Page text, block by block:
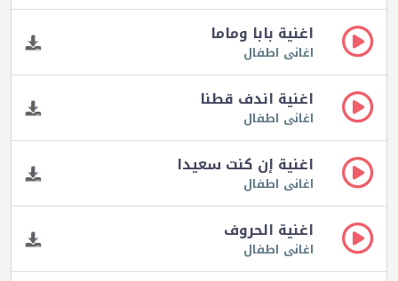
اغنية بابا وماما
اغانى اطفال
اغنية اندف قطنا
اغانى اطفال
اغنية إن كنت سعيدا
اغانى اطفال
اغنية الحروف
اغانى اطفال